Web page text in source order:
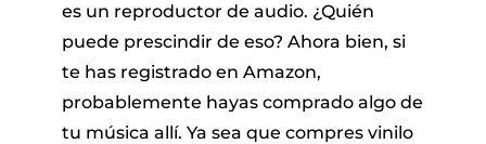
es un reproductor de audio. ¿Quién
puede prescindir de eso? Ahora bien, si
te has registrado en Amazon,
probablemente hayas comprado algo de
tu música allí. Ya sea que compres vinilo